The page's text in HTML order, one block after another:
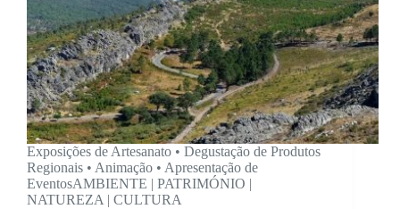
Exposições de Artesanato • Degustação de Produtos
Regionais • Animação • Apresentação de
EventosAMBIENTE | PATRIMÓNIO |
NATUREZA | CULTURA